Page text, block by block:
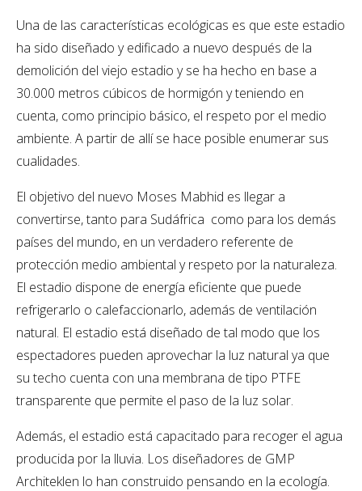
Una de las características ecológicas es que este estadio
ha sido diseñado y edificado a nuevo después de la
demolición del viejo estadio y se ha hecho en base a
30.000 metros cúbicos de hormigón y teniendo en
cuenta, como principio básico, el respeto por el medio
ambiente. A partir de allí se hace posible enumerar sus
cualidades.
El objetivo del nuevo Moses Mabhid es llegar a
convertirse, tanto para Sudáfrica como para los demás
países del mundo, en un verdadero referente de
protección medio ambiental y respeto por la naturaleza.
El estadio dispone de energía eficiente que puede
refrigerarlo o calefaccionarlo, además de ventilación
natural. El estadio está diseñado de tal modo que los
espectadores pueden aprovechar la luz natural ya que
su techo cuenta con una membrana de tipo PTFE
transparente que permite el paso de la luz solar.
Además, el estadio está capacitado para recoger el agua
producida por la lluvia. Los diseñadores de GMP
Architeklen lo han construido pensando en la ecología.